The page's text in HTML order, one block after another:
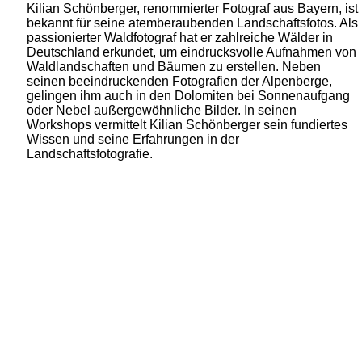
Kilian Schönberger, renommierter Fotograf aus Bayern, ist
bekannt für seine atemberaubenden Landschaftsfotos. Als
passionierter Waldfotograf hat er zahlreiche Wälder in
Deutschland erkundet, um eindrucksvolle Aufnahmen von
Waldlandschaften und Bäumen zu erstellen. Neben
seinen beeindruckenden Fotografien der Alpenberge,
gelingen ihm auch in den Dolomiten bei Sonnenaufgang
oder Nebel außergewöhnliche Bilder. In seinen
Workshops vermittelt Kilian Schönberger sein fundiertes
Wissen und seine Erfahrungen in der
Landschaftsfotografie.